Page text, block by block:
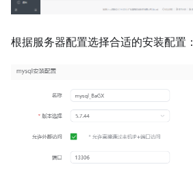
根据服务器配置选择合适的安装配置：